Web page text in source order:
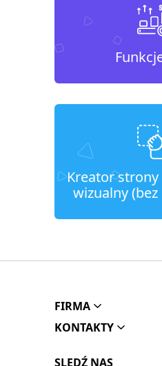
Kreator
wizualny
FIRMA
KONTAKTY
SLEDŹ NAS